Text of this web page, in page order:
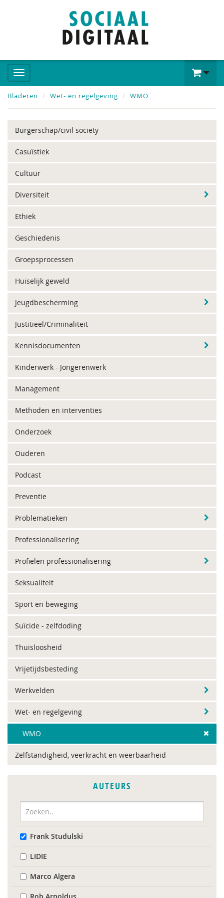
Bladeren Wet- en regelgeving WMO
Burgerschap/civil society
Casuïstiek
Cultuur
Diversiteit
Ethiek
Geschiedenis
Groepsprocessen
Huiselijk geweld
Jeugdbescherming
Justitieel/Criminaliteit
Kennisdocumenten
Kinderwerk - Jongerenwerk
Management
Methoden en interventies
Onderzoek
Ouderen
Podcast
Preventie
Problematieken
Professionalisering
Profielen professionalisering
Seksualiteit
Sport en beweging
Suïcide - zelfdoding
Thuisloosheid
Vrijetijdsbesteding
Werkvelden
Wet- en regelgeving
WMO
Zelfstandigheid, veerkracht en weerbaarheid
AUTEURS
Frank Studulski
LIDIE
Marco Algera